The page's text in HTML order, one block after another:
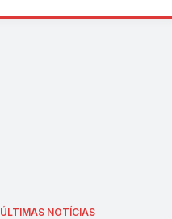
ÚLTIMAS NOTÍCIAS